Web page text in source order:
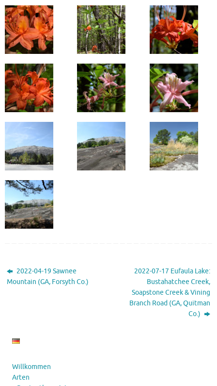
2022-04-19 Sawnee
Mountain (GA, Forsyth Co.)
2022-07-17 Eufaula Lake:
Bustahatchee Creek,
Soapstone Creek & Vining
Branch Road (GA, Quitman
Co.)
Willkommen
Arten